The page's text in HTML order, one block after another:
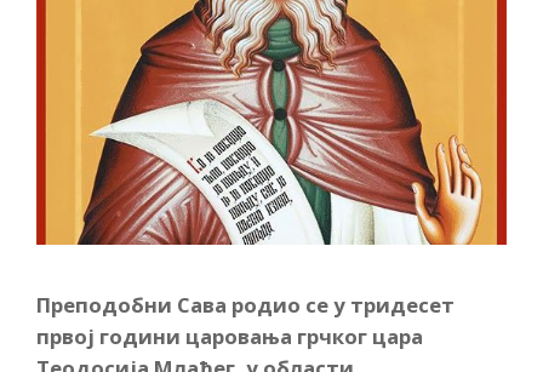
Преподобни Сава родио се у тридесет
првој години царовања грчког цара